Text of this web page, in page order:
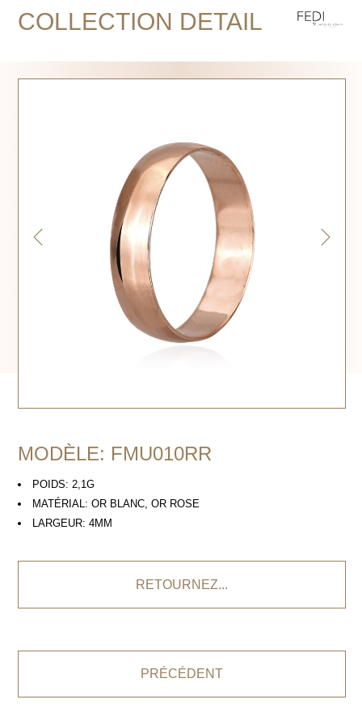
COLLECTION DETAIL
MODÈLE: FMU010RR
POIDS: 2,1G
MATÉRIAL: OR BLANC, OR ROSE
LARGEUR: 4MM
RETOURNEZ...
PRÉCÉDENT